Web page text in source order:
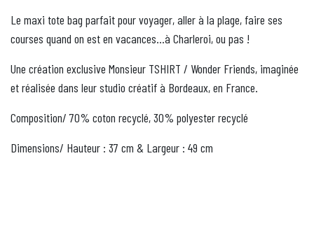
Le maxi tote bag parfait pour voyager, aller à la plage, faire ses
courses quand on est en vacances…à Charleroi, ou pas !
Une création exclusive Monsieur TSHIRT / Wonder Friends, imaginée
et réalisée dans leur studio créatif à Bordeaux, en France.
Composition/ 70% coton recyclé, 30% polyester recyclé
Dimensions/ Hauteur : 37 cm & Largeur : 49 cm